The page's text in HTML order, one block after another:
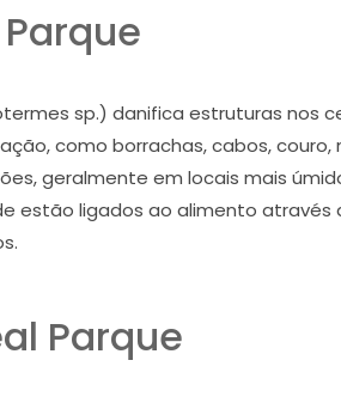
sp.) danifica estruturas nos
como borrachas, cabos, couro,
geralmente em locais mais
estão ligados ao alimento através
Parque